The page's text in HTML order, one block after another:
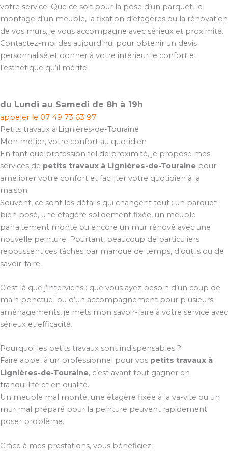
votre service. Que ce soit pour la pose d’un parquet, le
montage d’un meuble, la fixation d’étagères ou la rénovation
de vos murs, je vous accompagne avec sérieux et proximité.
Contactez-moi dès aujourd’hui pour obtenir un devis
personnalisé et donner à votre intérieur le confort et
l’esthétique qu’il mérite.
du Lundi au Samedi de 8h à 19h
appeler le 07 49 73 63 97
Petits travaux à Lignières-de-Touraine
Mon métier, votre confort au quotidien
En tant que professionnel de proximité, je propose mes
services de petits travaux à Lignières-de-Touraine pour
améliorer votre confort et faciliter votre quotidien à la
maison.
Souvent, ce sont les détails qui changent tout : un parquet
bien posé, une étagère solidement fixée, un meuble
parfaitement monté ou encore un mur rénové avec une
nouvelle peinture. Pourtant, beaucoup de particuliers
repoussent ces tâches par manque de temps, d’outils ou de
savoir-faire.
C’est là que j’interviens : que vous ayez besoin d’un coup de
main ponctuel ou d’un accompagnement pour plusieurs
aménagements, je mets mon savoir-faire à votre service avec
sérieux et efficacité.
Pourquoi les petits travaux sont indispensables ?
Faire appel à un professionnel pour vos petits travaux à
Lignières-de-Touraine, c’est avant tout gagner en
tranquillité et en qualité.
Un meuble mal monté, une étagère fixée à la va-vite ou un
mur mal préparé pour la peinture peuvent rapidement
poser problème.
Grâce à mes prestations, vous bénéficiez :